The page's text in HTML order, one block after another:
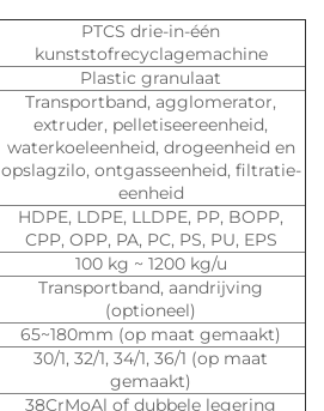
PTCS drie-in-één
kunststofrecyclagemachine
Plastic granulaat
Transportband, agglomerator,
extruder, pelletiseereenheid,
waterkoeleenheid, drogeenheid en
opslagzilo, ontgasseenheid, filtratie-
eenheid
HDPE, LDPE, LLDPE, PP, BOPP,
CPP, OPP, PA, PC, PS, PU, EPS
100 kg ~ 1200 kg/u
Transportband, aandrijving
(optioneel)
65~180mm (op maat gemaakt)
30/1, 32/1, 34/1, 36/1 (op maat
gemaakt)
38CrMoAl of dubbele legering